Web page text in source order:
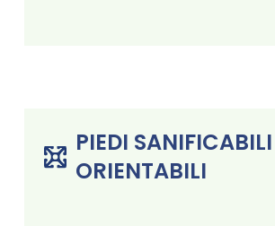
PIEDI SANIFICABILI
ORIENTABILI